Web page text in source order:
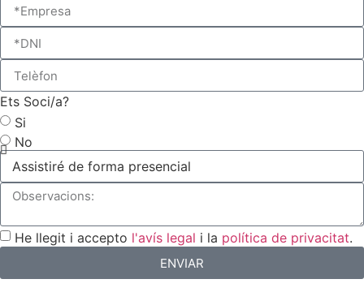
Ets Soci/a?
Si
No
He llegit i accepto l'avís legal i la política de privacitat.
ENVIAR